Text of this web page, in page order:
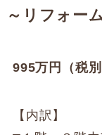
～リフォー
995万円（税別
【内訳】